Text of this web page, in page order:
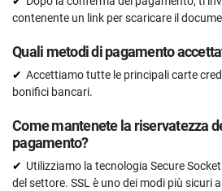
contenente un link per scaricare il
Quali metodi di pagamento
Accettiamo tutte le principali carte
bonifici bancari.
Come mantenete la riservatezza
pagamento?
Utilizziamo la tecnologia Secure
del settore. SSL è uno dei modi più sicuri